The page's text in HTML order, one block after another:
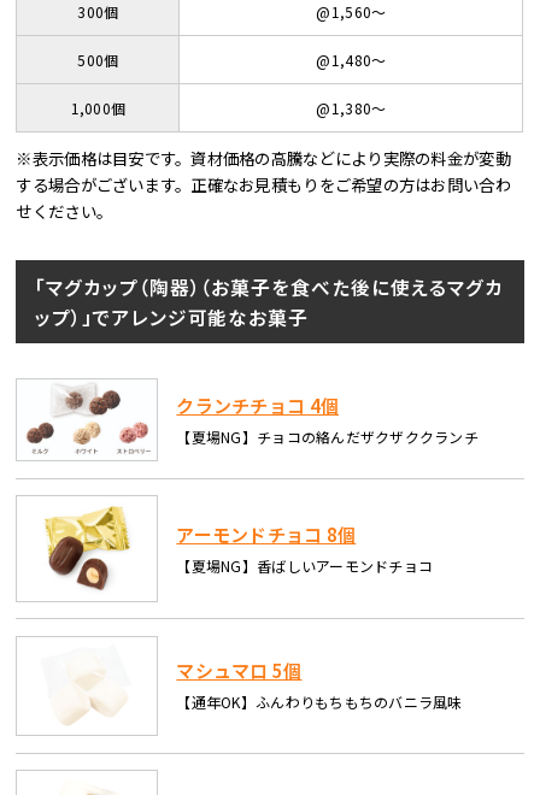
300個 @1,560〜
500個 @1,480〜
1,000個 @1,380〜
※表示価格は目安です。資材価格の高騰などにより実際の料金が変動
する場合がございます。正確なお見積もりをご希望の方はお問い合わ
せください。
「マグカップ（陶器）（お菓子を食べた後に使えるマグカ
ップ）」でアレンジ可能なお菓子
クランチチョコ 4個
【夏場NG】チョコの絡んだザクザククランチ
アーモンドチョコ 8個
【夏場NG】香ばしいアーモンドチョコ
マシュマロ 5個
【通年OK】ふんわりもちもちのバニラ風味